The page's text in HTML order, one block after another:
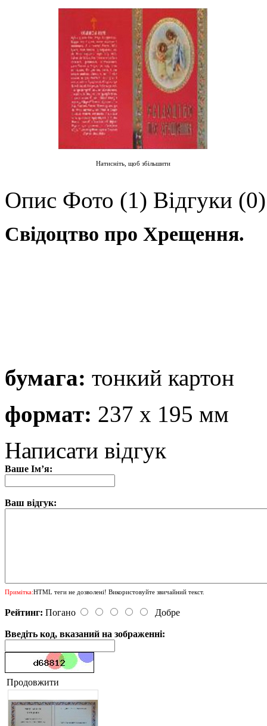
Натисніть, щоб збільшити
Опис Фото (1) Відгуки (0)
Свідоцтво про Хрещення.
бумага: тонкий картон
формат: 237 х 195 мм
Написати відгук
Ваше Ім’я:
Ваш відгук:
Примітка:HTML теги не дозволені! Використовуйте звичайний текст.
Рейтинг: Погано Добре
Введіть код, вказаний на зображенні:
Продовжити